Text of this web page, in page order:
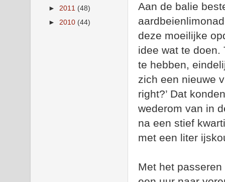
Aan de balie
deze moeilijke
idee wat te doen.
te hebben,
zich een nieuwe
right?’ Dat
wederom van in
na een stief
met een liter
Met het
► 2011 (48)
► 2010 (44)